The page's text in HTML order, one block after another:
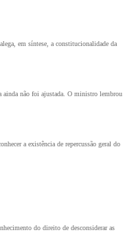
em síntese, a constitucionalidade da
ainda não foi ajustada. O ministro lembrou
a existência de repercussão geral do
do direito de desconsiderar as